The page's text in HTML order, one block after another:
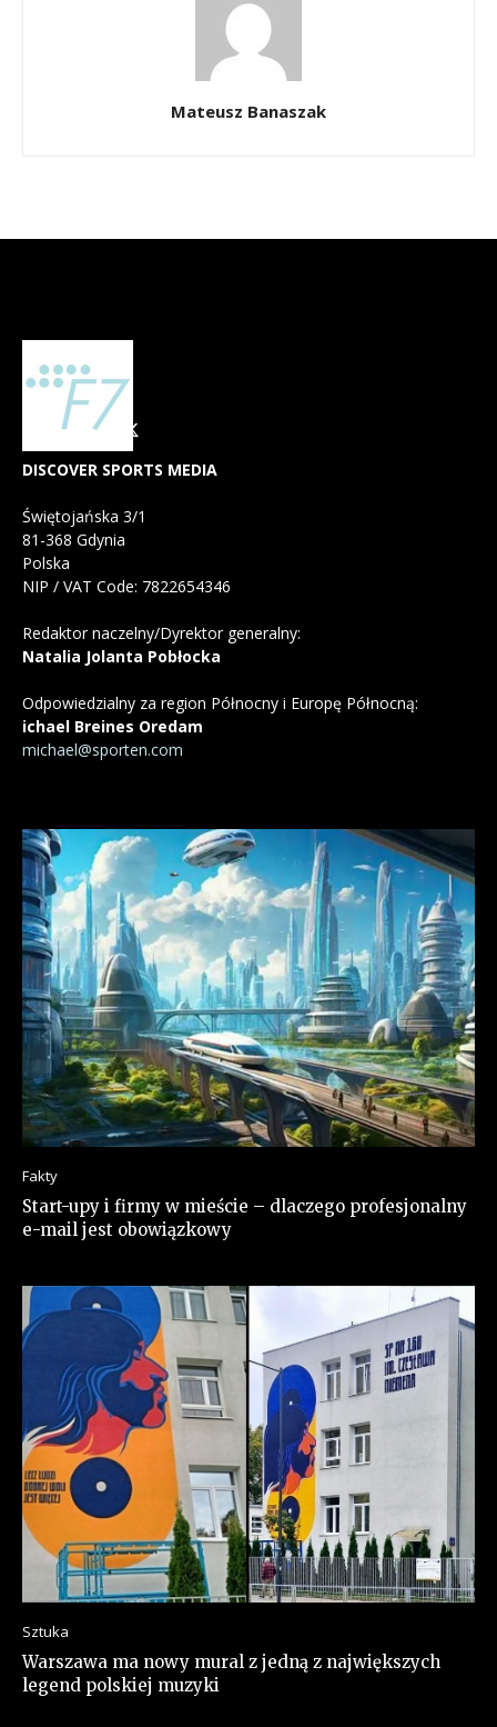
Mateusz Banaszak
DISCOVER SPORTS MEDIA
Świętojańska 3/1
81-368 Gdynia
Polska
NIP / VAT Code: 7822654346
Redaktor naczelny/Dyrektor generalny:
Natalia Jolanta Pobłocka
Odpowiedzialny za region Północny i Europę Północną:
ichael Breines Oredam
michael@sporten.com
Fakty
Start-upy i firmy w mieście – dlaczego profesjonalny
e-mail jest obowiązkowy
Sztuka
Warszawa ma nowy mural z jedną z największych
legend polskiej muzyki